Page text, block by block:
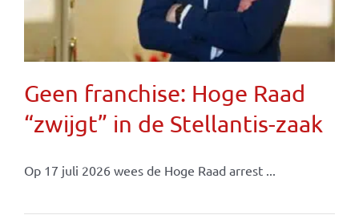
Geen franchise: Hoge Raad
“zwijgt” in de Stellantis-zaak
Op 17 juli 2026 wees de Hoge Raad arrest ...